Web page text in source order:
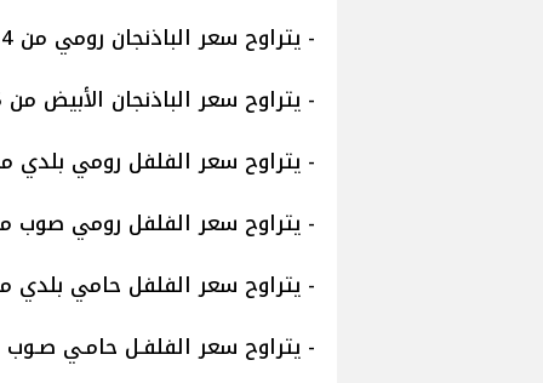
- يتراوح سعر الباذنجان رومي من 4 إلى 7 جنيهات
- يتراوح سعر الباذنجان الأبيض من 5 إلى 10 جنيهات
- يتراوح سعر الفلفل رومي بلدي من 12 إلى 15
- يتراوح سعر الفلفل رومي صوب من 12 إلى 15
- يتراوح سعر الفلفل حامي بلدي من 8 إلى 12
- يتراوح سعر الفلفـل حامـي صـوب من 12 إلى 14